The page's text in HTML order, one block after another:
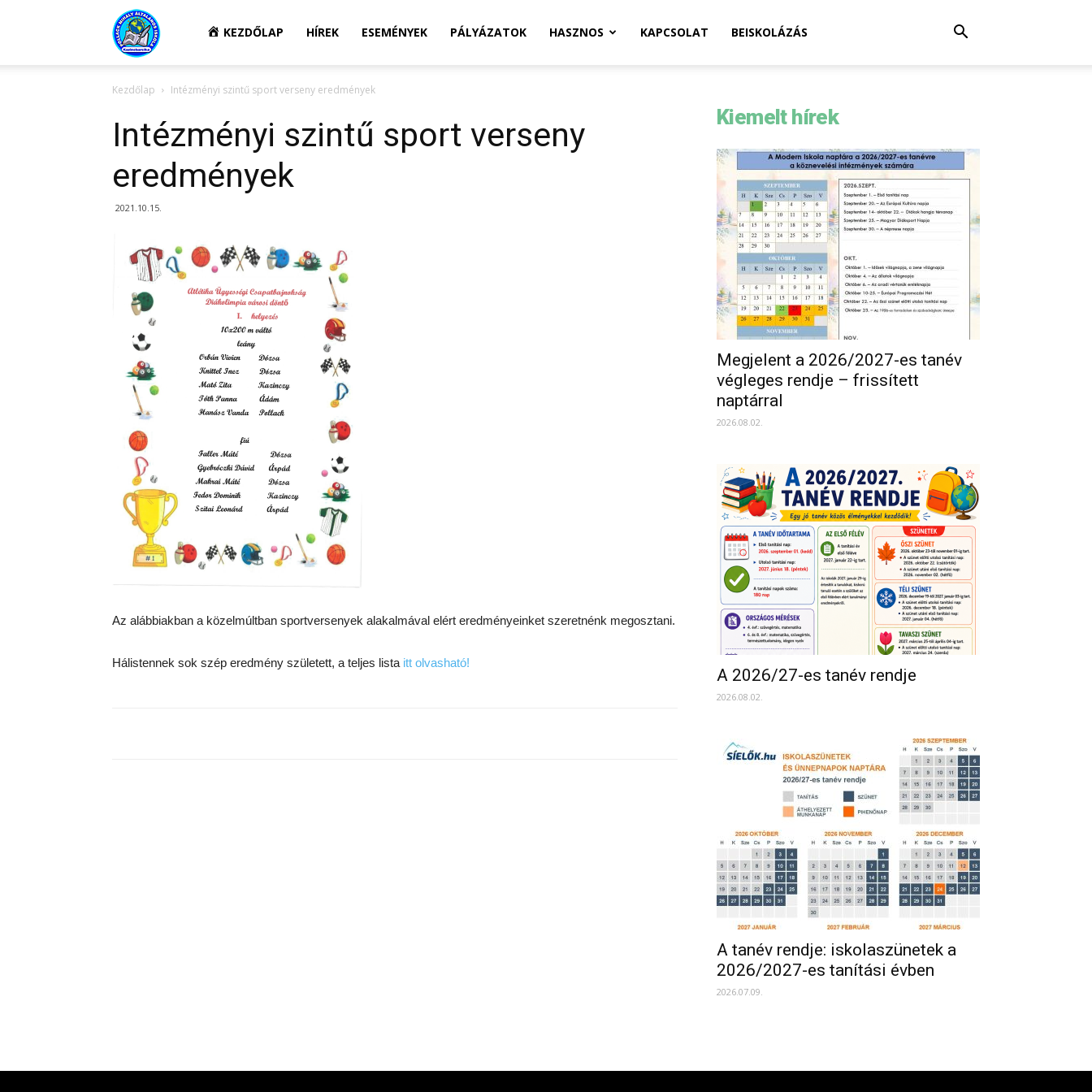
Kazincbarcikai
Pollack
Mihály
Iskola
KEZDŐLAP HÍREK ESEMÉNYEK PÁLYÁZATOK HASZNOS KAPCSOLAT BEISKOLÁZÁS
Kezdőlap Intézményi szintű sport verseny eredmények
Intézményi szintű sport verseny
eredmények
2021.10.15.
Az alábbiakban a közelmúltban sportversenyek alakalmával elért eredményeinket szeretnénk megosztani.
Hálistennek sok szép eredmény született, a teljes lista itt olvasható!
Kiemelt hírek
Megjelent a 2026/2027-es tanév
végleges rendje – frissített
naptárral
2026.08.02.
A 2026/27-es tanév rendje
2026.08.02.
A tanév rendje: iskolaszünetek a
2026/2027-es tanítási évben
2026.07.09.